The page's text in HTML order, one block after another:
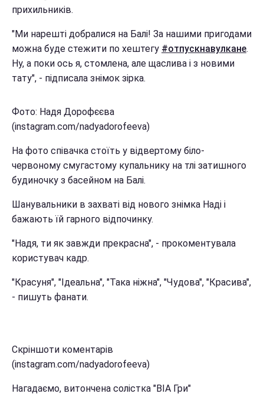
прихильників.
"Ми нарешті добралися на Балі! За нашими пригодами
можна буде стежити по хештегу #отпускнавулкане.
Ну, а поки ось я, стомлена, але щаслива і з новими
тату", - підписала знімок зірка.
Фото: Надя Дорофєєва
(instagram.com/nadyadorofeeva)
На фото співачка стоїть у відвертому біло-
червоному смугастому купальнику на тлі затишного
будиночку з басейном на Балі.
Шанувальники в захваті від нового знімка Наді і
бажають їй гарного відпочинку.
"Надя, ти як завжди прекрасна", - прокоментувала
користувач кадр.
"Красуня", "Ідеальна", "Така ніжна", "Чудова", "Красива",
- пишуть фанати.
Скріншоти коментарів
(instagram.com/nadyadorofeeva)
Нагадаємо, витончена солістка "ВІА Гри"